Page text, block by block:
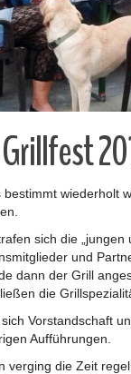
bestimmt wiederholt
sich die
und
dann der Grill
die
Vorstandschaft
Aufführungen.
verging die Zeit